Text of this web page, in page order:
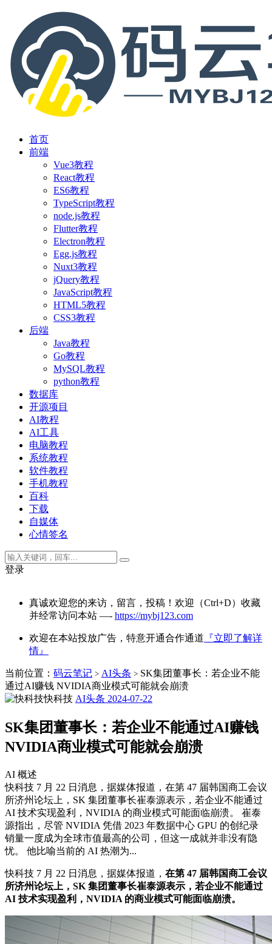
首页
前端
Vue3教程
React教程
ES6教程
TypeScript教程
node.js教程
Flutter教程
Electron教程
Egg.js教程
Nuxt3教程
jQuery教程
JavaScript教程
HTML5教程
CSS3教程
后端
Java教程
Go教程
MySQL教程
python教程
数据库
开源项目
AI教程
AI工具
电脑教程
系统教程
软件教程
手机教程
百科
下载
自媒体
心情签名
登录
真诚欢迎您的来访，留言，投稿！欢迎（Ctrl+D）收藏
并经常访问本站 —- https://mybj123.com
欢迎在本站投放广告，特意开通合作通道 『立即了解详
情』
当前位置： 码云笔记 > AI头条 > SK集团董事长：若企业不能
通过AI赚钱 NVIDIA商业模式可能就会崩溃
快科技 AI头条 2024-07-22
SK集团董事长：若企业不能通过AI赚钱
NVIDIA商业模式可能就会崩溃
AI 概述
快科技 7 月 22 日消息，据媒体报道，在第 47 届韩国商工会议
所济州论坛上，SK 集团董事长崔泰源表示，若企业不能通过
AI 技术实现盈利，NVIDIA 的商业模式可能面临崩溃。 崔泰
源指出，尽管 NVIDIA 凭借 2023 年数据中心 GPU 的创纪录
销量一度成为全球市值最高的公司，但这一成就并非没有隐
忧。 他比喻当前的 AI 热潮为...
快科技 7 月 22 日消息，据媒体报道， 在第 47 届韩国商工会议
所济州论坛上，SK 集团董事长崔泰源表示，若企业不能通过
AI 技术实现盈利，NVIDIA 的商业模式可能面临崩溃。